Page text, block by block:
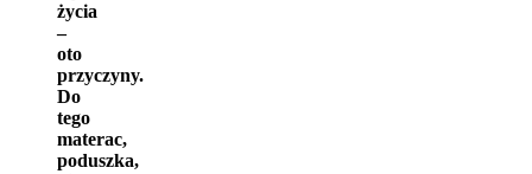
życia
–
oto
przyczyny.
Do
tego
materac,
poduszka,